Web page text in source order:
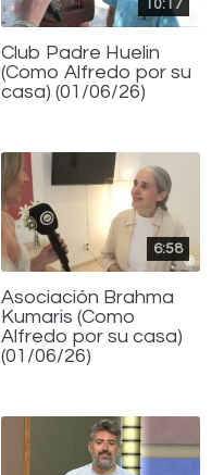
10:17
Club Padre Huelin
(Como Alfredo por su
casa) (01/06/26)
6:58
Asociación Brahma
Kumaris (Como
Alfredo por su casa)
(01/06/26)